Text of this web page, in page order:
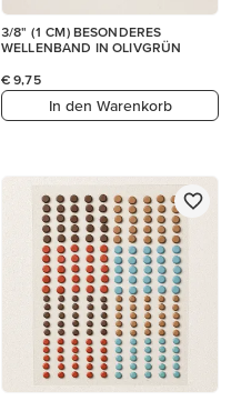
3/8" (1 CM) BESONDERES
WELLENBAND IN OLIVGRÜN
€ 9,75
In den Warenkorb